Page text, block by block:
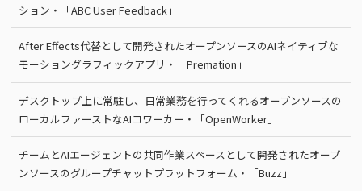
ション・「ABC User Feedback」
After Effects代替として開発されたオープンソースのAIネイティブな
モーショングラフィックアプリ・「Premation」
デスクトップ上に常駐し、日常業務を行ってくれるオープンソースの
ローカルファーストなAIコワーカー・「OpenWorker」
チームとAIエージェントの共同作業スペースとして開発されたオープ
ンソースのグループチャットプラットフォーム・「Buzz」